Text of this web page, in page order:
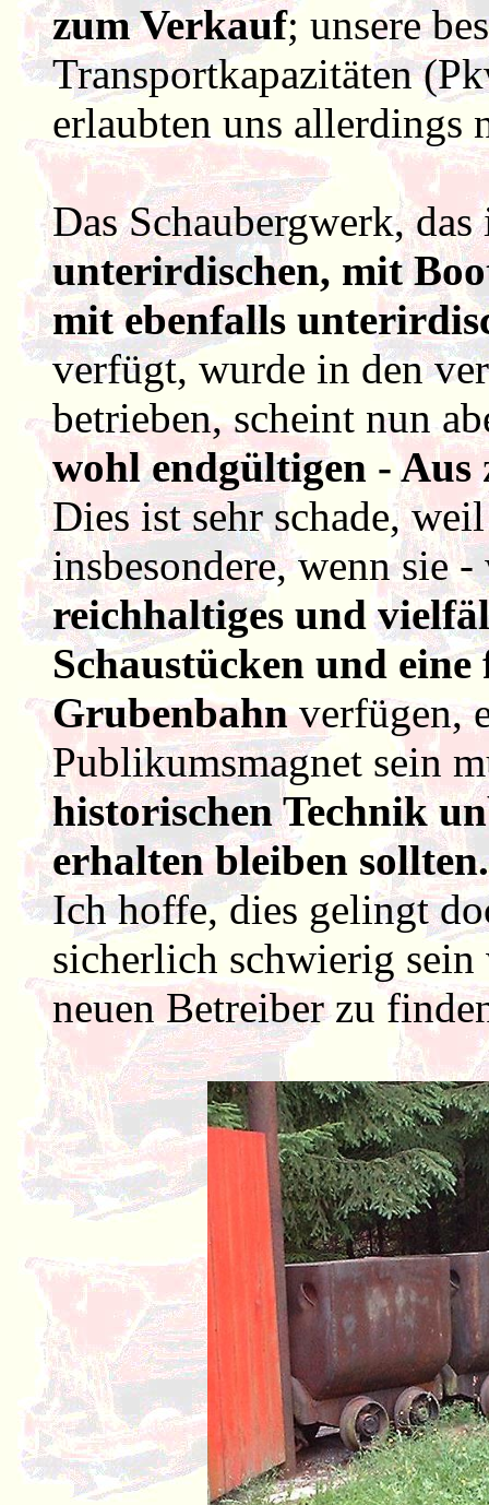
zum Verkauf; unsere
Transportkapazitäten
erlaubten uns allerdings
Das Schaubergwerk,
unterirdischen, mit
mit ebenfalls
verfügt, wurde in den
betrieben, scheint nun
wohl endgültigen - Aus
Dies ist sehr schade,
insbesondere, wenn sie
reichhaltiges und
Schaustücken und
Grubenbahnverfügen,
Publikumsmagnet sein
historischen Technik
erhalten bleiben sollten.
Ich hoffe, dies gelingt
sicherlich schwierig
neuen Betreiber zu